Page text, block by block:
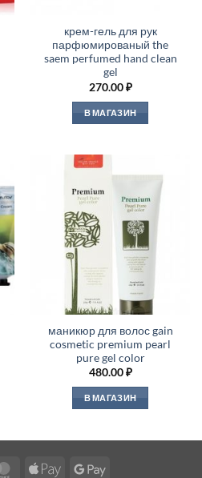
крем-гель для рук
парфюмированый the
saem perfumed hand clean
gel
270.00₽
В МАГАЗИН
маникюр для волос gain
cosmetic premium pearl
pure gel color
480.00₽
В МАГАЗИН
MasterCardApple
Google